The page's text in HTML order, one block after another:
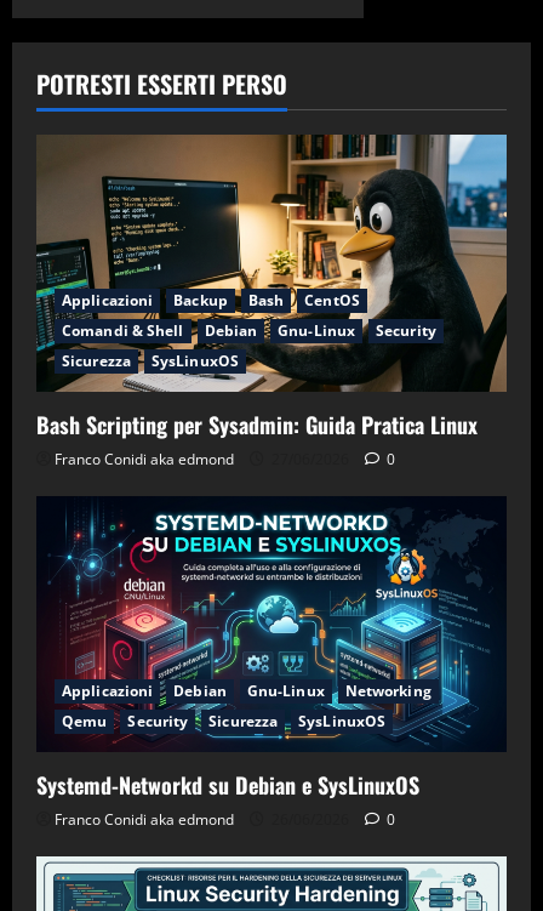
POTRESTI ESSERTI PERSO
Applicazioni Backup Bash
CentOS
Comandi & Shell
Debian Gnu-Linux
Security
Sicurezza
SysLinuxOS
Bash Scripting per Sysadmin: Guida Pratica Linux
Franco Conidi aka edmond 0
Applicazioni Debian Gnu-Linux
Networking
Qemu
Security Sicurezza SysLinuxOS
Systemd-Networkd su Debian e SysLinuxOS
Franco Conidi aka edmond 0